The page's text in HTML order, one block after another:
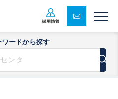
採用情報
ワードから探す